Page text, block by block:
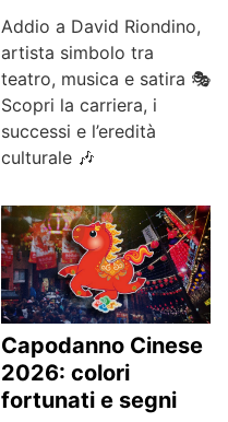
Addio a David Riondino,
artista simbolo tra
teatro, musica e satira 🎭
Scopri la carriera, i
successi e l’eredità
culturale 🎶
Capodanno Cinese
2026: colori
fortunati e segni